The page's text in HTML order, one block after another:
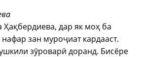
Ҳақбердиева, дар як моҳ ба
зан муроҷиат кардааст.
зӯроварӣ доранд. Бисёре